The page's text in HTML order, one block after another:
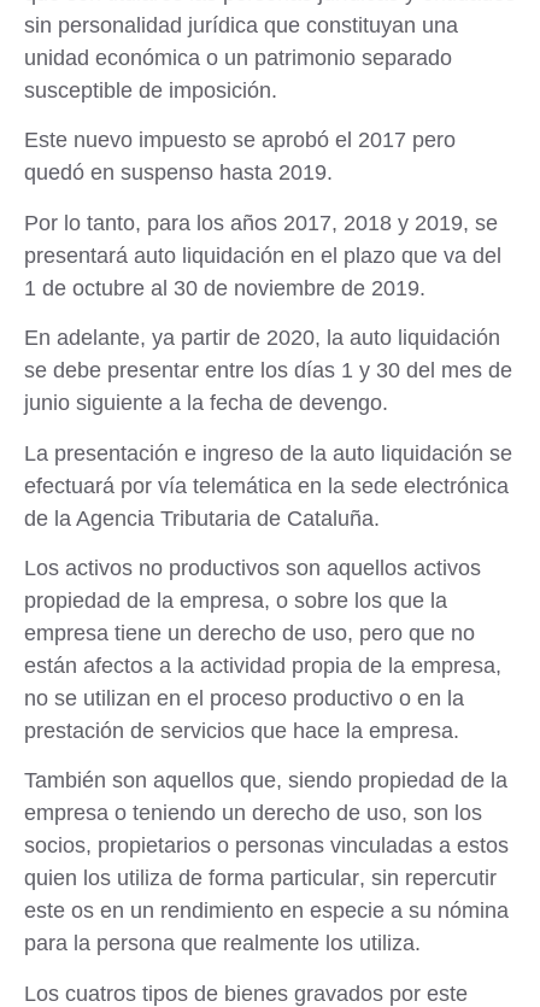
sin personalidad jurídica que constituyan una
unidad económica o un patrimonio separado
susceptible de imposición.
Este nuevo impuesto se aprobó el 2017 pero
quedó en suspenso hasta 2019.
Por lo tanto, para los años 2017, 2018 y 2019, se
presentará auto liquidación en el plazo que va del
1 de octubre al 30 de noviembre de 2019.
En adelante, ya partir de 2020, la auto liquidación
se debe presentar entre los días 1 y 30 del mes de
junio siguiente a la fecha de devengo.
La presentación e ingreso de la auto liquidación se
efectuará por vía telemática en la sede electrónica
de la Agencia Tributaria de Cataluña.
Los activos no productivos son aquellos activos
propiedad de la empresa, o sobre los que la
empresa tiene un derecho de uso, pero que no
están afectos a la actividad propia de la empresa,
no se utilizan en el proceso productivo o en la
prestación de servicios que hace la empresa.
También son aquellos que, siendo propiedad de la
empresa o teniendo un derecho de uso, son los
socios, propietarios o personas vinculadas a estos
quien los utiliza de forma particular, sin repercutir
este os en un rendimiento en especie a su nómina
para la persona que realmente los utiliza.
Los cuatros tipos de bienes gravados por este